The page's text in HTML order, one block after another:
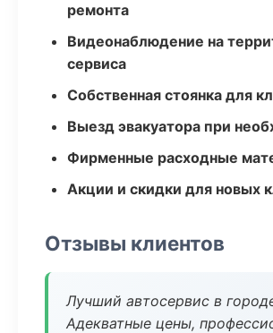
ремонта
Видеонаблюдение на
сервиса
Собственная стоянка для
Выезд эвакуатора при
Фирменные расходные
Акции и скидки для новых
Отзывы клиентов
Лучший автосервис в
Адекватные цены,